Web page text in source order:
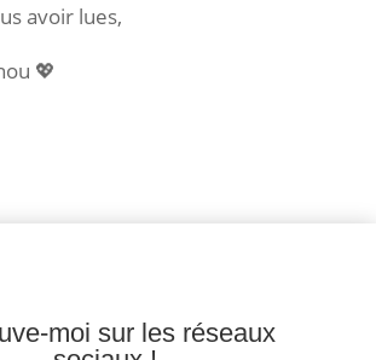
avoir lues,
💖
moi sur les réseaux